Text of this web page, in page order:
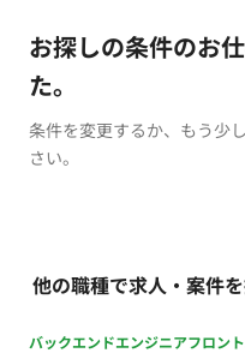
お探しの条件のお
た。
条件を変更するか、もう少
さい。
他の職種で求人・案件
バックエンドエンジニアフロン